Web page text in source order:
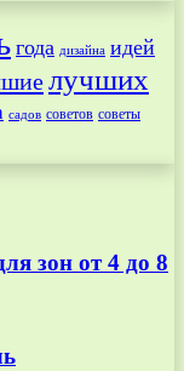
года дизайна идей
лучших
садов советов советы
зон от 4 до 8